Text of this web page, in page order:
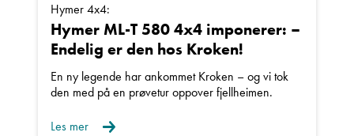
Frode Hoff Lund
Hymer 4x4:
Hymer ML-T 580 4x4 imponerer: –
Endelig er den hos Kroken!
En ny legende har ankommet Kroken – og vi tok
den med på en prøvetur oppover fjellheimen.
Les mer